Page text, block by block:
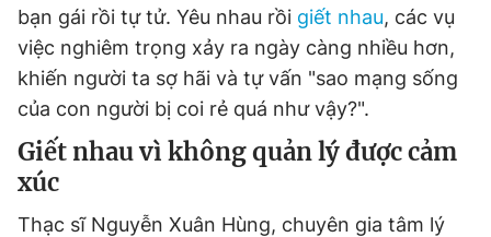
Đọc Thanh Niên trên điện thoại
bạn gái rồi tự tử. Yêu nhau rồi giết nhau, các vụ
việc nghiêm trọng xảy ra ngày càng nhiều hơn,
khiến người ta sợ hãi và tự vấn "sao mạng sống
của con người bị coi rẻ quá như vậy?".
Giết nhau vì không quản lý được cảm
xúc
Thạc sĩ Nguyễn Xuân Hùng, chuyên gia tâm lý